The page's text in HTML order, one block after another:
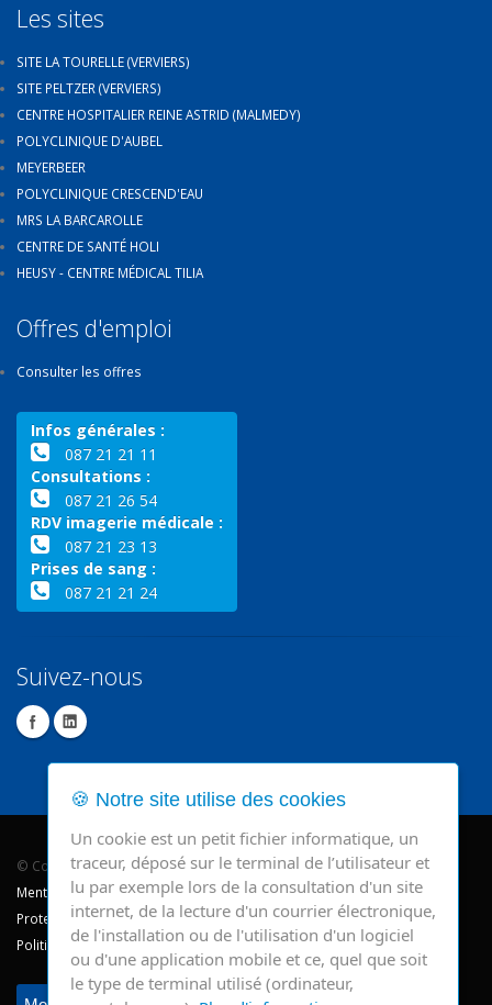
Les sites
SITE LA TOURELLE (VERVIERS)
SITE PELTZER (VERVIERS)
CENTRE HOSPITALIER REINE ASTRID (MALMEDY)
POLYCLINIQUE D'AUBEL
MEYERBEER
POLYCLINIQUE CRESCEND'EAU
MRS LA BARCAROLLE
CENTRE DE SANTÉ HOLI
HEUSY - CENTRE MÉDICAL TILIA
Offres d'emploi
Consulter les offres
Infos générales :
087 21 21 11
Consultations :
087 21 26 54
RDV imagerie médicale :
087 21 23 13
Prises de sang :
087 21 21 24
Suivez-nous
© Copyright 2026 - CHR Verviers.
Mentions légales
Protection des données
Politique de cookie
🍪 Notre site utilise des cookies
Un cookie est un petit fichier informatique, un
traceur, déposé sur le terminal de l’utilisateur et
lu par exemple lors de la consultation d'un site
internet, de la lecture d'un courrier électronique,
de l'installation ou de l'utilisation d'un logiciel
ou d'une application mobile et ce, quel que soit
le type de terminal utilisé (ordinateur,